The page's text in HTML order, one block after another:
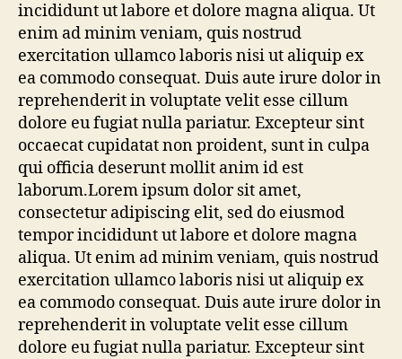
incididunt ut labore et dolore magna aliqua. Ut
enim ad minim veniam, quis nostrud
exercitation ullamco laboris nisi ut aliquip ex
ea commodo consequat. Duis aute irure dolor in
reprehenderit in voluptate velit esse cillum
dolore eu fugiat nulla pariatur. Excepteur sint
occaecat cupidatat non proident, sunt in culpa
qui officia deserunt mollit anim id est
laborum.Lorem ipsum dolor sit amet,
consectetur adipiscing elit, sed do eiusmod
tempor incididunt ut labore et dolore magna
aliqua. Ut enim ad minim veniam, quis nostrud
exercitation ullamco laboris nisi ut aliquip ex
ea commodo consequat. Duis aute irure dolor in
reprehenderit in voluptate velit esse cillum
dolore eu fugiat nulla pariatur. Excepteur sint